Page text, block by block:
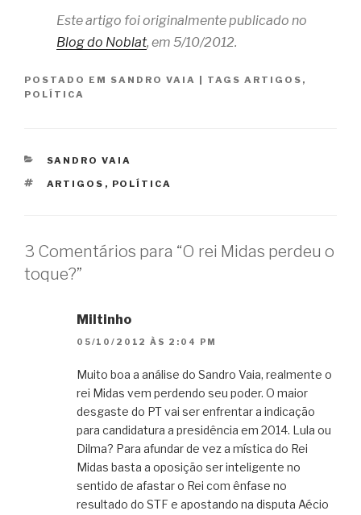
Este artigo foi originalmente publicado no
Blog do Noblat, em 5/10/2012.
POSTADO EM SANDRO VAIA TAGS ARTIGOS ,
POLÍTICA
CATEGORIAS
SANDRO VAIA
TAGS
ARTIGOS , POLÍTICA
3 Comentários para “O rei Midas perdeu o
toque?”
Miltinho
05/10/2012 ÀS 2:04 PM
Muito boa a análise do Sandro Vaia, realmente o
rei Midas vem perdendo seu poder. O maior
desgaste do PT vai ser enfrentar a indicação
para candidatura a presidência em 2014. Lula ou
Dilma? Para afundar de vez a mística do Rei
Midas basta a oposição ser inteligente no
sentido de afastar o Rei com ênfase no
resultado do STF e apostando na disputa Aécio